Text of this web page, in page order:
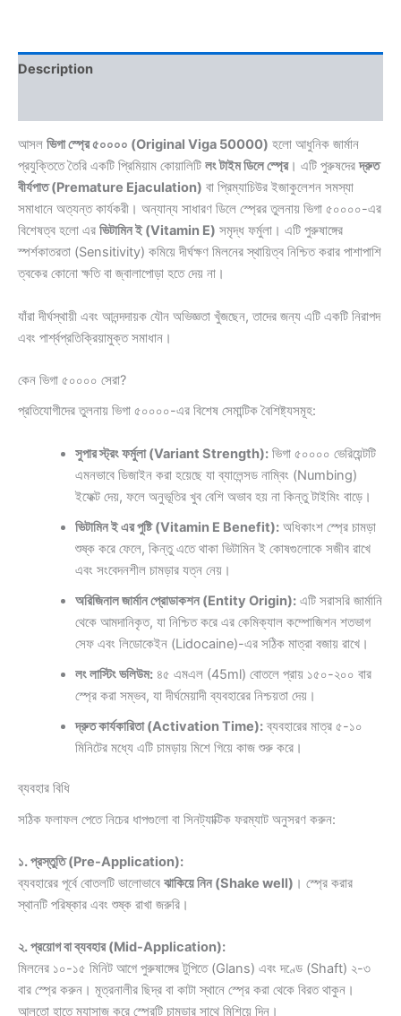
Description
আসল ভিগা স্প্রে ৫০০০০ (Original Viga 50000) হলো আধুনিক জার্মান
প্রযুক্তিতে তৈরি একটি প্রিমিয়াম কোয়ালিটি লং টাইম ডিলে স্প্রে। এটি পুরুষদেরদ্রুত
বীর্যপাত (Premature Ejaculation) বা প্রিম্যাচিউর ইজাকুলেশন সমস্যা
সমাধানে অত্যন্ত কার্যকরী। অন্যান্য সাধারণ ডিলে স্প্রের তুলনায় ভিগা ৫০০০০-এর
বিশেষত্ব হলো এর ভিটামিন ই (Vitamin E) সমৃদ্ধ ফর্মুলা। এটি পুরুষাঙ্গের
স্পর্শকাতরতা (Sensitivity) কমিয়ে দীর্ঘক্ষণ মিলনের স্থায়িত্ব নিশ্চিত করার পাশাপাশি
ত্বকের কোনো ক্ষতি বা জ্বালাপোড়া হতে দেয় না।
যাঁরা দীর্ঘস্থায়ী এবং আনন্দদায়ক যৌন অভিজ্ঞতা খুঁজছেন, তাদের জন্য এটি একটি নিরাপদ
এবং পার্শ্বপ্রতিক্রিয়ামুক্ত সমাধান।
কেন ভিগা ৫০০০০ সেরা?
প্রতিযোগীদের তুলনায় ভিগা ৫০০০০-এর বিশেষ সেমান্টিক বৈশিষ্ট্যসমূহ:
সুপার স্ট্রং ফর্মুলা (Variant Strength):ভিগা ৫০০০০ ভেরিয়েন্টটি
এমনভাবে ডিজাইন করা হয়েছে যা ব্যালেন্সড নাম্বিং (Numbing)
ইফেক্ট দেয়, ফলে অনুভূতির খুব বেশি অভাব হয় না কিন্তু টাইমিং বাড়ে।
ভিটামিন ই এর পুষ্টি (Vitamin E Benefit):অধিকাংশ স্প্রে চামড়া
শুষ্ক করে ফেলে, কিন্তু এতে থাকা ভিটামিন ই কোষগুলোকে সজীব রাখে
এবং সংবেদনশীল চামড়ার যত্ন নেয়।
অরিজিনাল জার্মান প্রোডাকশন (Entity Origin):এটি সরাসরি জার্মানি
থেকে আমদানিকৃত, যা নিশ্চিত করে এর কেমিক্যাল কম্পোজিশন শতভাগ
সেফ এবং লিডোকেইন (Lidocaine)-এর সঠিক মাত্রা বজায় রাখে।
লং লাস্টিং ভলিউম:৪৫ এমএল (45ml) বোতলে প্রায় ১৫০-২০০ বার
স্প্রে করা সম্ভব, যা দীর্ঘমেয়াদী ব্যবহারের নিশ্চয়তা দেয়।
দ্রুত কার্যকারিতা (Activation Time):ব্যবহারের মাত্র ৫-১০
মিনিটের মধ্যে এটি চামড়ায় মিশে গিয়ে কাজ শুরু করে।
ব্যবহার বিধি
সঠিক ফলাফল পেতে নিচের ধাপগুলো বা সিনট্যাক্টিক ফরম্যাট অনুসরণ করুন:
১. প্রস্তুতি (Pre-Application):
ব্যবহারের পূর্বে বোতলটি ভালোভাবে ঝাকিয়ে নিন (Shake well) । স্প্রে করার
স্থানটি পরিষ্কার এবং শুষ্ক রাখা জরুরি।
২. প্রয়োগ বা ব্যবহার (Mid-Application):
মিলনের ১০-১৫ মিনিট আগে পুরুষাঙ্গের টুপিতে (Glans) এবং দণ্ডে (Shaft) ২-৩
বার স্প্রে করুন। মূত্রনালীর ছিদ্র বা কাটা স্থানে স্প্রে করা থেকে বিরত থাকুন।
আলতো হাতে ম্যাসাজ করে স্প্রেটি চামড়ার সাথে মিশিয়ে দিন।